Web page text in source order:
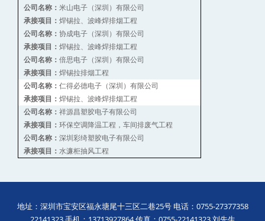
公司名称： 米山电子（深圳）有限公司
承接项目： 焊锡拉、波峰焊排烟工程
公司名称： 协成电子（深圳）有限公司
承接项目： 焊锡拉、波峰焊排烟工程
公司名称： 倍思电子（深圳）有限公司
承接项目： 焊锡拉排烟工程
公司名称： 仁得必德电子（深圳）有限公司
承接项目： 焊锡拉、波峰焊排烟工程
公司名称： 祥源昌塑胶电子有限公司
承接项目： 环保空调降温工程，车间排废气工程
公司名称： 深圳彩绮塑胶电子有限公司
承接项目： 水濂柜抽风工程
地址：深圳市宝安区福永塘尾十三区二巷25号 电话：0755-27377358